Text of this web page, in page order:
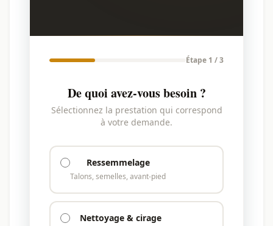
Étape 1 / 3
De quoi avez-vous besoin ?
Sélectionnez la prestation qui correspond
à votre demande.
Ressemmelage
Talons, semelles, avant-pied
Nettoyage & cirage